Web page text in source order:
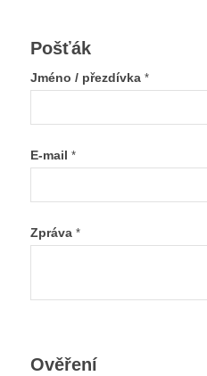
Pošťák
Jméno / přezdívka *
E-mail *
Zpráva *
Ověření